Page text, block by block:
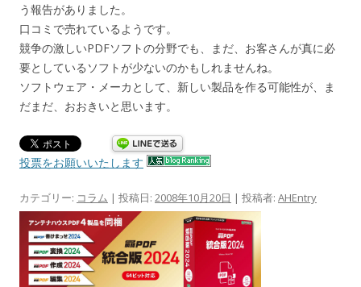
う報告がありました。
口コミで売れているようです。
競争の激しいPDFソフトの分野でも、まだ、お客さんが真に必
要としているソフトが少ないのかもしれませんね。
ソフトウェア・メーカとして、新しい製品を作る可能性が、ま
だまだ、おおきいと思います。
投票をお願いいたします
カテゴリー: コラム | 投稿日: 2008年10月20日 | 投稿者: AHEntry